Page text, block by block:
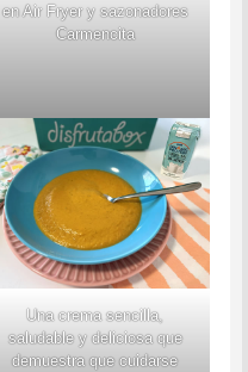
en Air Fryer y sazonadores
Carmencita
Una crema sencilla,
saludable y deliciosa que
demuestra que cuidarse